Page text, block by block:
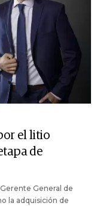
el litio
de
General de
la adquisición de